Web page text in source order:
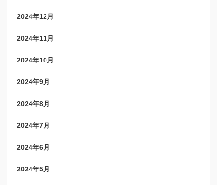
2024年12月
2024年11月
2024年10月
2024年9月
2024年8月
2024年7月
2024年6月
2024年5月